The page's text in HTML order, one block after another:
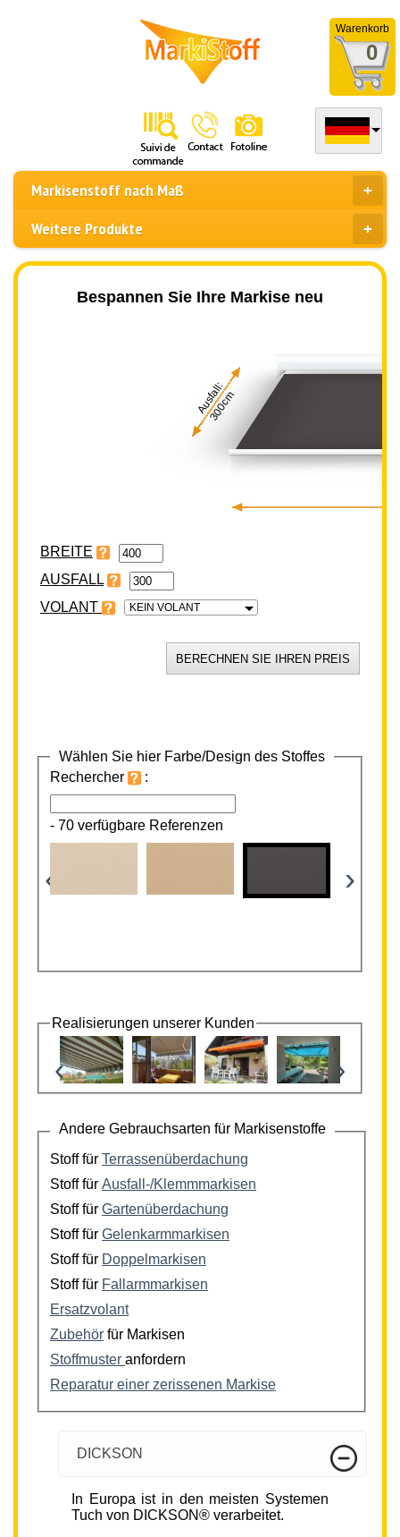
Warenkorb
0
Markisenstoff nach Maß
Weitere Produkte
Bespannen Sie Ihre Markise neu
Ausfall:
300cm
BREITE
VOLANT KEIN VOLANT
Wählen Sie hier Farbe/Design des Stoffes
Rechercher
:
- 70 verfügbare Referenzen
‹ ›
Realisierungen unserer Kunden
‹ ›
Andere Gebrauchsarten für Markisenstoffe
Stoff für Terrassenüberdachung
Stoff für Ausfall-/Klemmmarkisen
Stoff für Gartenüberdachung
Stoff für Gelenkarmmarkisen
Stoff für Doppelmarkisen
Stoff für Fallarmmarkisen
Ersatzvolant
Zubehör für Markisen
Stoffmuster anfordern
Reparatur einer zerissenen Markise
DICKSON
In Europa ist in den meisten Systemen
Tuch von DICKSON® verarbeitet.